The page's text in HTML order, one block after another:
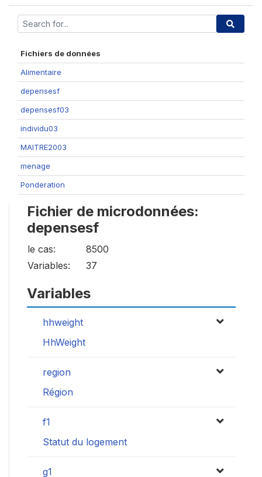
Fichiers de données
Alimentaire
depensesf
depensesf03
individu03
MAITRE2003
menage
Ponderation
Fichier de microdonnées:
depensesf
le cas:
8500
Variables:
37
Variables
hhweight
HhWeight
region
Région
f1
Statut du logement
g1